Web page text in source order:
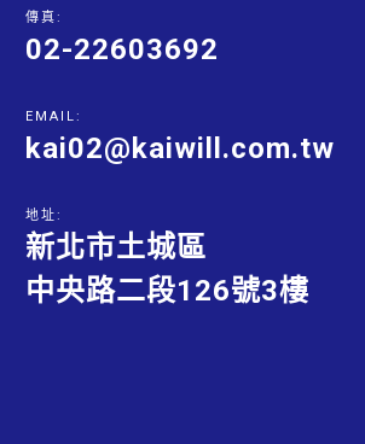
傳真:
02-22603692
EMAIL:
kai02@kaiwill.com.tw
地址:
新北市土城區
中央路二段126號3樓